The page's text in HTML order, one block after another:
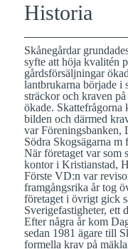
Historia
Skånegårdar
syfte att höja kvalitén
gårdsförsäljningar
lantbrukarna började i
sträckor och kraven
ökade. Skattefrågorna
bilden och därmed
var Föreningsbanken,
Södra Skogsägarna m
När företaget var som
kontor i Kristianstad,
Förste VD:n var
framgångsrika år tog
företaget i övrigt gick
Sverigefastigheter, ett
Efter några år kom
sedan 1981 ägare till
formella krav på